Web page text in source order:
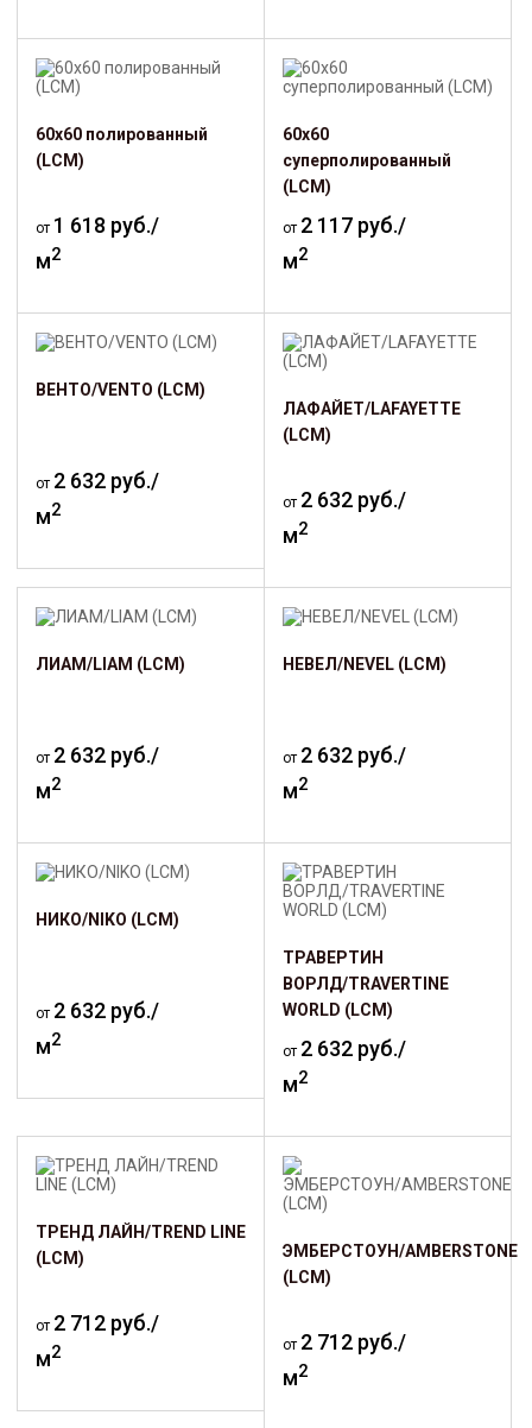
60х60 полированный
(LCM)
от 1 618 руб./
м2
60х60
суперполированный
(LCM)
от 2 117 руб./
м2
ВЕНТО/VENTO (LCM)
от 2 632 руб./
м2
ЛАФАЙЕТ/LAFAYETTE
(LCM)
от 2 632 руб./
м2
ЛИАМ/LIAM (LCM)
от 2 632 руб./
м2
НЕВЕЛ/NEVEL (LCM)
от 2 632 руб./
м2
НИКО/NIKO (LCM)
от 2 632 руб./
м2
ТРАВЕРТИН
ВОРЛД/TRAVERTINE
WORLD (LCM)
от 2 632 руб./
м2
ТРЕНД ЛАЙН/TREND LINE
(LCM)
от 2 712 руб./
м2
ЭМБЕРСТОУН/AMBERSTONE
(LCM)
от 2 712 руб./
м2